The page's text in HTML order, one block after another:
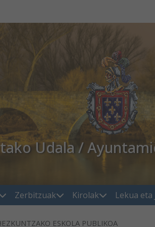
Udala /
Zerbitzuak Kirolak Lekua eta
ESKOLA PUBLIKOA